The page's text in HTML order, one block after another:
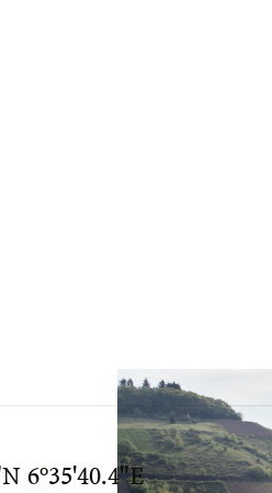
6°35'40.4"E